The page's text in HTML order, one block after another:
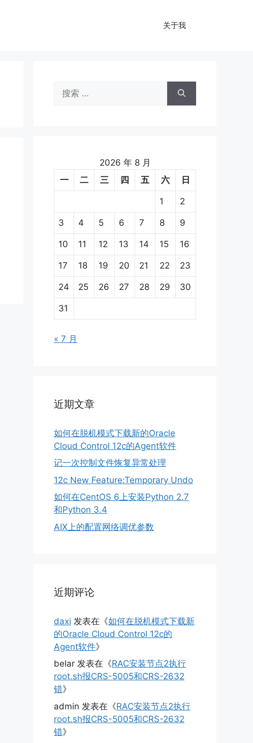
关于我
索：
2026 年 8 月
一
二 三 四 五 六 日
1 2
3 4 5 6 7 8 9
10 11 12 13 14 15 16
17 18 19 20 21 22 23
24 25 26 27 28 29 30
31
« 7 月
近期文章
如何在脱机模式下载新的Oracle
Cloud Control 12c的Agent软件
记一次控制文件恢复异常处理
12c New Feature:Temporary Undo
如何在CentOS 6上安装Python 2.7
和Python 3.4
AIX上的配置网络调优参数
近期评论
daxi 发表在《如何在脱机模式下载新
的Oracle Cloud Control 12c的
Agent软件》
belar 发表在《RAC安装节点2执行
root.sh报CRS-5005和CRS-2632
错》
admin 发表在《RAC安装节点2执行
root.sh报CRS-5005和CRS-2632
错》